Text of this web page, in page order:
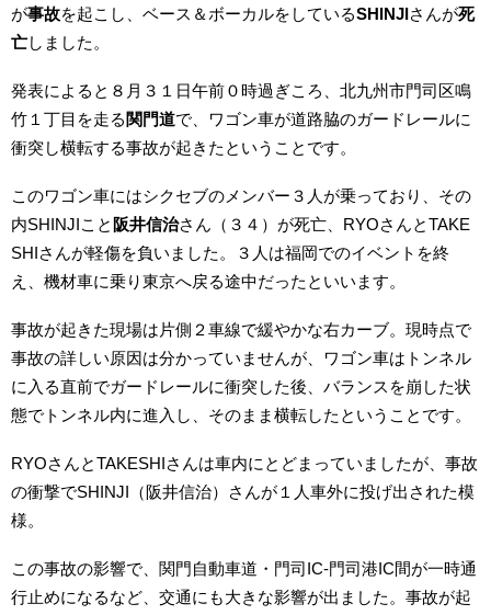
が事故を起こし、ベース＆ボーカルをしているSHINJIさんが死
亡しました。
発表によると８月３１日午前０時過ぎころ、北九州市門司区鳴
竹１丁目を走る 関門道で、ワゴン車が道路脇のガードレールに
衝突し横転する事故が起きたということです。
このワゴン車にはシクセブのメンバー３人が乗っており、その
内SHINJIこと 阪井信治さん（３４）が死亡、RYOさんとTAKE
SHIさんが軽傷を負いました。３人は福岡でのイベントを終
え、機材車に乗り東京へ戻る途中だったといいます。
事故が起きた現場は片側２車線で緩やかな右カーブ。現時点で
事故の詳しい原因は分かっていませんが、ワゴン車はトンネル
に入る直前でガードレールに衝突した後、バランスを崩した状
態でトンネル内に進入し、そのまま横転したということです。
RYOさんとTAKESHIさんは車内にとどまっていましたが、事故
の衝撃でSHINJI（阪井信治）さんが１人車外に投げ出された模
様。
この事故の影響で、関門自動車道・門司IC-門司港IC間が一時通
行止めになるなど、交通にも大きな影響が出ました。事故が起